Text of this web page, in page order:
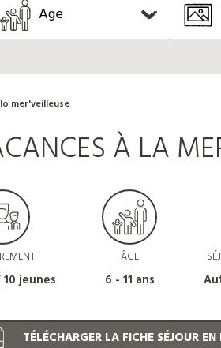
Age
mer'veilleuse
À LA
jeunes
ÂGE
6 - 11 ans
TÉLÉCHARGER LA FICHE SÉJOUR EN